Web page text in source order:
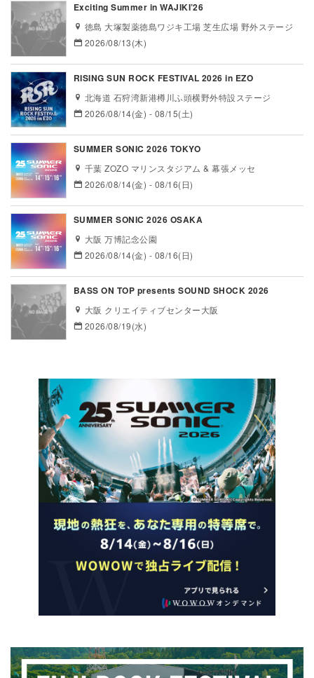
Exciting Summer in WAJIKI’26
徳島 大塚製薬徳島ワジキ工場 芝生広場 野外ステージ
2026/08/13(木)
RISING SUN ROCK FESTIVAL 2026 in EZO
北海道 石狩湾新港樽川ふ頭横野外特設ステージ
2026/08/14(金) - 08/15(土)
SUMMER SONIC 2026 TOKYO
千葉 ZOZO マリンスタジアム & 幕張メッセ
2026/08/14(金) - 08/16(日)
SUMMER SONIC 2026 OSAKA
大阪 万博記念公園
2026/08/14(金) - 08/16(日)
BASS ON TOP presents SOUND SHOCK 2026
大阪 クリエイティブセンター大阪
2026/08/19(水)